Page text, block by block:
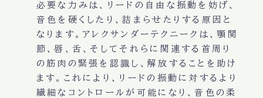
必要な力みは、リードの自由な振動を妨げ、
音色を硬くしたり、詰まらせたりする原因と
なります。アレクサンダーテクニークは、顎関
節、唇、舌、そしてそれらに関連する首周り
の筋肉の緊張を認識し、解放することを助け
ます。これにより、リードの振動に対するより
繊細なコントロールが可能になり、音色の柔